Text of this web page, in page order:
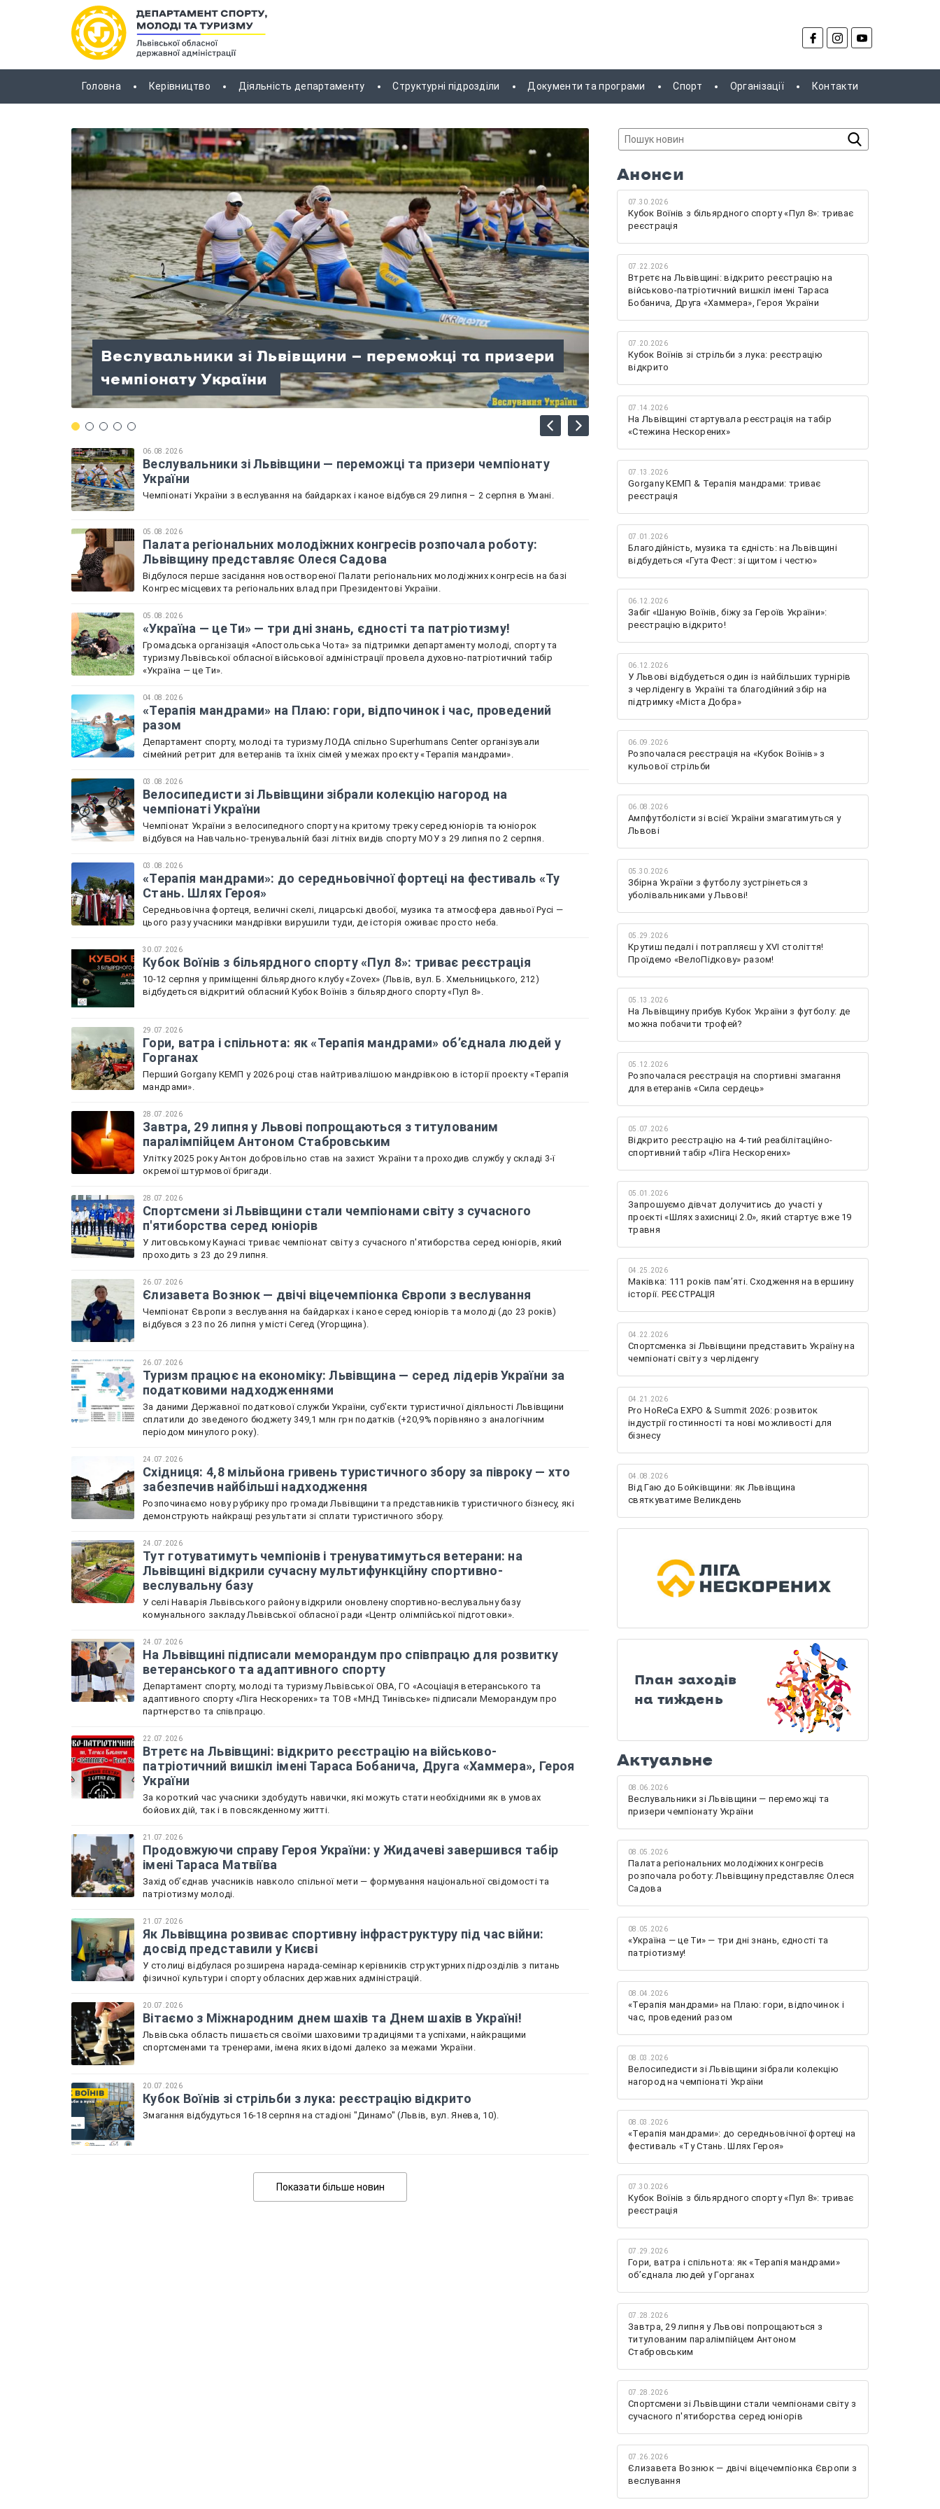
Головна Керівництво Діяльність департаменту Структурні підрозділи Документи та програми Спорт Організації Контакти
Веслувальники зі Львівщини — переможці та призери
чемпіонату України
Палата регіональних молодіжних конгресів
розпочала роботу: Львівщину представляє Олеся
Садова
«Україна — це Ти» — три дні знань, єдності та
патріотизму!
«Терапія мандрами» на Плаю: гори, відпочинок і час,
проведений разом
Велосипедисти зі Львівщини зібрали колекцію
нагород на чемпіонаті України
06.08.2026
Веслувальники зі Львівщини — переможці та призери чемпіонату
України
Чемпіонаті України з веслування на байдарках і каное відбувся 29 липня – 2 серпня в Умані.
05.08.2026
Палата регіональних молодіжних конгресів розпочала роботу:
Львівщину представляє Олеся Садова
Відбулося перше засідання новоствореної Палати регіональних молодіжних конгресів на базі
Конгрес місцевих та регіональних влад при Президентові України.
05.08.2026
«Україна — це Ти» — три дні знань, єдності та патріотизму!
Громадська організація «Апостольська Чота» за підтримки департаменту молоді, спорту та
туризму Львівської обласної військової адміністрації провела духовно-патріотичний табір
«Україна — це Ти».
04.08.2026
«Терапія мандрами» на Плаю: гори, відпочинок і час, проведений
разом
Департамент спорту, молоді та туризму ЛОДА спільно Superhumans Center організували
сімейний ретрит для ветеранів та їхніх сімей у межах проєкту «Терапія мандрами».
03.08.2026
Велосипедисти зі Львівщини зібрали колекцію нагород на
чемпіонаті України
Чемпіонат України з велосипедного спорту на критому треку серед юніорів та юніорок
відбувся на Навчально-тренувальній базі літніх видів спорту МОУ з 29 липня по 2 серпня.
03.08.2026
«Терапія мандрами»: до середньовічної фортеці на фестиваль «Ту
Стань. Шлях Героя»
Середньовічна фортеця, величні скелі, лицарські двобої, музика та атмосфера давньої Русі —
цього разу учасники мандрівки вирушили туди, де історія оживає просто неба.
30.07.2026
Кубок Воїнів з більярдного спорту «Пул 8»: триває реєстрація
10-12 серпня у приміщенні більярдного клубу «Zovex» (Львів, вул. Б. Хмельницького, 212)
відбудеться відкритий обласний Кубок Воїнів з більярдного спорту «Пул 8».
29.07.2026
Гори, ватра і спільнота: як «Терапія мандрами» об’єднала людей у
Горганах
Перший Gorgany КЕМП у 2026 році став найтривалішою мандрівкою в історії проєкту «Терапія
мандрами».
28.07.2026
Завтра, 29 липня у Львові попрощаються з титулованим
паралімпійцем Антоном Стабровським
Улітку 2025 року Антон добровільно став на захист України та проходив службу у складі 3-ї
окремої штурмової бригади.
28.07.2026
Спортсмени зі Львівщини стали чемпіонами світу з сучасного
п'ятиборства серед юніорів
У литовському Каунасі триває чемпіонат світу з сучасного п'ятиборства серед юніорів, який
проходить з 23 до 29 липня.
26.07.2026
Єлизавета Вознюк — двічі віцечемпіонка Європи з веслування
Чемпіонат Європи з веслування на байдарках і каное серед юніорів та молоді (до 23 років)
відбувся з 23 по 26 липня у місті Сегед (Угорщина).
26.07.2026
Туризм працює на економіку: Львівщина — серед лідерів України за
податковими надходженнями
За даними Державної податкової служби України, суб’єкти туристичної діяльності Львівщини
сплатили до зведеного бюджету 349,1 млн грн податків (+20,9% порівняно з аналогічним
періодом минулого року).
24.07.2026
Східниця: 4,8 мільйона гривень туристичного збору за півроку — хто
забезпечив найбільші надходження
Розпочинаємо нову рубрику про громади Львівщини та представників туристичного бізнесу, які
демонструють найкращі результати зі сплати туристичного збору.
24.07.2026
Тут готуватимуть чемпіонів і тренуватимуться ветерани: на
Львівщині відкрили сучасну мультифункційну спортивно-
веслувальну базу
У селі Наварія Львівського району відкрили оновлену спортивно-веслувальну базу
комунального закладу Львівської обласної ради «Центр олімпійської підготовки».
24.07.2026
На Львівщині підписали меморандум про співпрацю для розвитку
ветеранського та адаптивного спорту
Департамент спорту, молоді та туризму Львівської ОВА, ГО «Асоціація ветеранського та
адаптивного спорту «Ліга Нескорених» та ТОВ «МНД Тинівське» підписали Меморандум про
партнерство та співпрацю.
22.07.2026
Втретє на Львівщині: відкрито реєстрацію на військово-
патріотичний вишкіл імені Тараса Бобанича, Друга «Хаммера», Героя
України
За короткий час учасники здобудуть навички, які можуть стати необхідними як в умовах
бойових дій, так і в повсякденному житті.
21.07.2026
Продовжуючи справу Героя України: у Жидачеві завершився табір
імені Тараса Матвіїва
Захід обʼєднав учасників навколо спільної мети — формування національної свідомості та
патріотизму молоді.
21.07.2026
Як Львівщина розвиває спортивну інфраструктуру під час війни:
досвід представили у Києві
У столиці відбулася розширена нарада-семінар керівників структурних підрозділів з питань
фізичної культури і спорту обласних державних адміністрацій.
20.07.2026
Вітаємо з Міжнародним днем шахів та Днем шахів в Україні!
Львівська область пишається своїми шаховими традиціями та успіхами, найкращими
спортсменами та тренерами, імена яких відомі далеко за межами України.
20.07.2026
Кубок Воїнів зі стрільби з лука: реєстрацію відкрито
Змагання відбудуться 16-18 серпня на стадіоні "Динамо" (Львів, вул. Янева, 10).
Показати більше новин
Анонси
07.30.2026
Кубок Воїнів з більярдного спорту «Пул 8»: триває
реєстрація
07.22.2026
Втретє на Львівщині: відкрито реєстрацію на
військово-патріотичний вишкіл імені Тараса
Бобанича, Друга «Хаммера», Героя України
07.20.2026
Кубок Воїнів зі стрільби з лука: реєстрацію
відкрито
07.14.2026
На Львівщині стартувала реєстрація на табір
«Стежина Нескорених»
07.13.2026
Gorgany КЕМП & Терапія мандрами: триває
реєстрація
07.01.2026
Благодійність, музика та єдність: на Львівщині
відбудеться «Гута Фест: зі щитом і честю»
06.12.2026
Забіг «Шаную Воїнів, біжу за Героїв України»:
реєстрацію відкрито!
06.12.2026
У Львові відбудеться один із найбільших турнірів
з черліденгу в Україні та благодійний збір на
підтримку «Міста Добра»
06.09.2026
Розпочалася реєстрація на «Кубок Воїнів» з
кульової стрільби
06.08.2026
Ампфутболісти зі всієї України змагатимуться у
Львові
05.30.2026
Збірна України з футболу зустрінеться з
уболівальниками у Львові!
05.29.2026
Крутиш педалі і потрапляєш у XVI століття!
Проїдемо «ВелоПідкову» разом!
05.13.2026
На Львівщину прибув Кубок України з футболу: де
можна побачити трофей?
05.12.2026
Розпочалася реєстрація на спортивні змагання
для ветеранів «Сила сердець»
05.07.2026
Відкрито реєстрацію на 4-тий реабілітаційно-
спортивний табір «Ліга Нескорених»
05.01.2026
Запрошуємо дівчат долучитись до участі у
проєкті «Шлях захисниці 2.0», який стартує вже 19
травня
04.25.2026
Маківка: 111 років пам’яті. Сходження на вершину
історії. РЕЄСТРАЦІЯ
04.22.2026
Спортсменка зі Львівщини представить Україну на
чемпіонаті світу з черліденгу
04.21.2026
Pro HoReCa EXPO & Summit 2026: розвиток
індустрії гостинності та нові можливості для
бізнесу
04.08.2026
Від Гаю до Бойківщини: як Львівщина
святкуватиме Великдень
План заходів
на тиждень
Актуальне
08.06.2026
Веслувальники зі Львівщини — переможці та
призери чемпіонату України
08.05.2026
Палата регіональних молодіжних конгресів
розпочала роботу: Львівщину представляє Олеся
Садова
08.05.2026
«Україна — це Ти» — три дні знань, єдності та
патріотизму!
08.04.2026
«Терапія мандрами» на Плаю: гори, відпочинок і
час, проведений разом
08.03.2026
Велосипедисти зі Львівщини зібрали колекцію
нагород на чемпіонаті України
08.03.2026
«Терапія мандрами»: до середньовічної фортеці на
фестиваль «Ту Стань. Шлях Героя»
07.30.2026
Кубок Воїнів з більярдного спорту «Пул 8»: триває
реєстрація
07.29.2026
Гори, ватра і спільнота: як «Терапія мандрами»
об’єднала людей у Горганах
07.28.2026
Завтра, 29 липня у Львові попрощаються з
титулованим паралімпійцем Антоном
Стабровським
07.28.2026
Спортсмени зі Львівщини стали чемпіонами світу з
сучасного п'ятиборства серед юніорів
07.26.2026
Єлизавета Вознюк — двічі віцечемпіонка Європи з
веслування